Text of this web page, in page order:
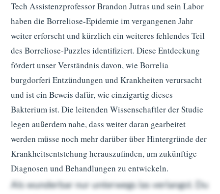
Tech Assistenzprofessor Brandon Jutras und sein Labor
haben die Borreliose-Epidemie im vergangenen Jahr
weiter erforscht und kürzlich ein weiteres fehlendes Teil
des Borreliose-Puzzles identifiziert. Diese Entdeckung
fördert unser Verständnis davon, wie Borrelia
burgdorferi Entzündungen und Krankheiten verursacht
und ist ein Beweis dafür, wie einzigartig dieses
Bakterium ist. Die leitenden Wissenschaftler der Studie
legen außerdem nahe, dass weiter daran gearbeitet
werden müsse noch mehr darüber über Hintergründe der
Krankheitsentstehung herauszufinden, um zukünftige
Diagnosen und Behandlungen zu entwickeln.
Als wunderbar nur unterwegs las verlangst. Du